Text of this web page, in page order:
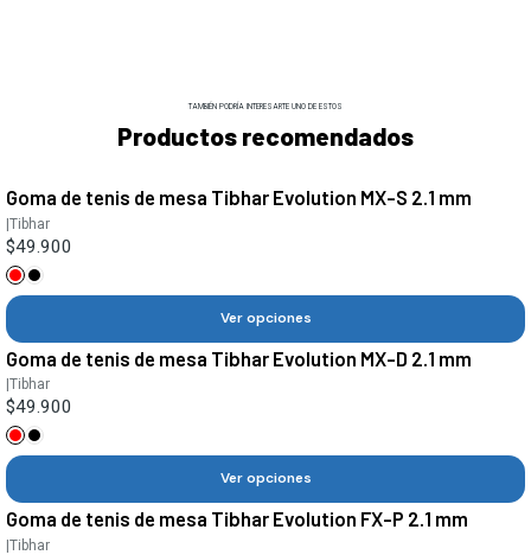
TAMBIÉN PODRÍA INTERESARTE UNO DE ESTOS
Productos recomendados
Goma de tenis de mesa Tibhar Evolution MX-S 2.1 mm
|Tibhar
$49.900
Ver opciones
Goma de tenis de mesa Tibhar Evolution MX-D 2.1 mm
|Tibhar
$49.900
Ver opciones
Goma de tenis de mesa Tibhar Evolution FX-P 2.1 mm
|Tibhar